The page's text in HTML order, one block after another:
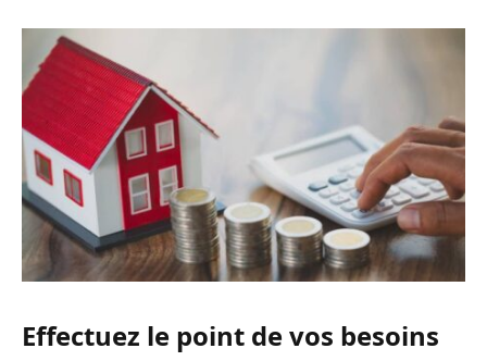
Effectuez le point de vos besoins